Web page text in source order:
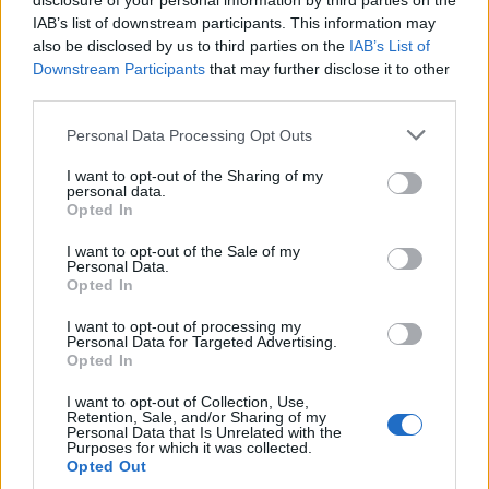
IAB’s list of downstream participants. This information may
also be disclosed by us to third parties on the IAB’s List of
Downstream Participants that may further disclose it to other
Personal Data Processing Opt Outs
I want to opt-out of the Sharing of my
personal data.
Opted In
I want to opt-out of the Sale of my
Personal Data.
Opted In
I want to opt-out of processing my
Personal Data for Targeted Advertising.
Opted In
I want to opt-out of Collection, Use,
Retention, Sale, and/or Sharing of my
Personal Data that Is Unrelated with the
Purposes for which it was collected.
Opted Out
Attila201409
User
glacika56 said: ↑
elküldöm a flottámat Neked, csak nem tudom mikor tudod
Szombaton biztosan játszom
Sep 21, 2017
User
Attila201409 said:↑